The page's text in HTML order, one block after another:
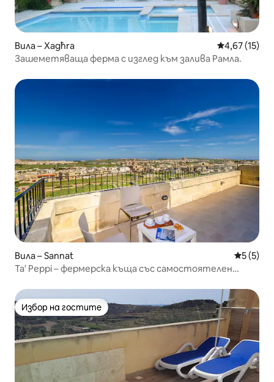
Вила – Xagħra Средна
4,67 (15)
Зашеметяваща ферма с изглед към залива Рамла.
Вила – Sannat Средна
5 (5)
Ta' Peppi – фермерска къща със самостоятелен
Избор на гостите
Избор на гостите